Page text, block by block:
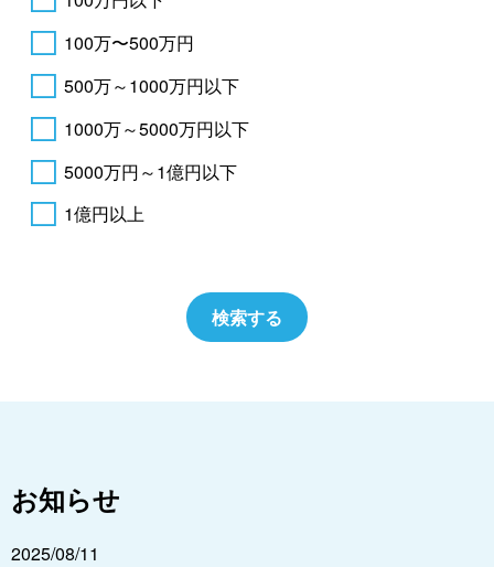
100万〜500万円
500万～1000万円以下
1000万～5000万円以下
5000万円～1億円以下
1億円以上
お知らせ
2025/08/11